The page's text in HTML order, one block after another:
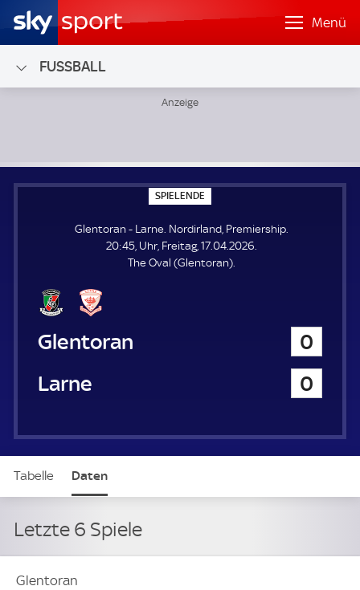
Menü
FUSSBALL
SPIELENDE
P
E
L
E
N
Glentoran - Larne. Nordirland, Premiership.
20:45, Uhr, Freitag, 17.04.2026.
The Oval (Glentoran).
Glentoran
0
Larne
0
Tabelle Daten
Letzte 6 Spiele
Glentoran